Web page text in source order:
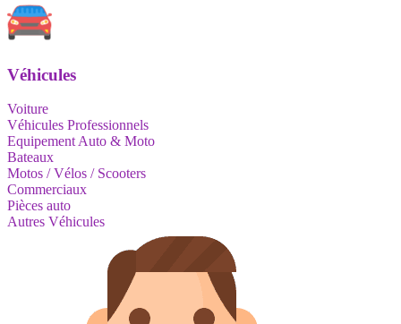
Véhicules
Voiture
Véhicules Professionnels
Equipement Auto & Moto
Bateaux
Motos / Vélos / Scooters
Commerciaux
Pièces auto
Autres Véhicules